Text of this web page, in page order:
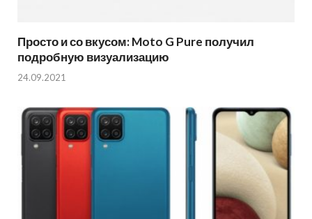
Просто и со вкусом: Moto G Pure получил
подробную визуализацию
24.09.2021